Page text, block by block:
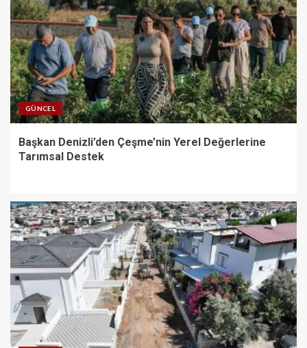
GÜNCEL
Başkan Denizli’den Çeşme’nin Yerel Değerlerine
Tarımsal Destek